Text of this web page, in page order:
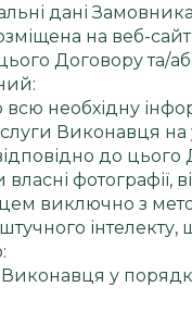
дані
на веб-
Договору та/
необхідну
Виконавця
до цього
фотографії,
виключно з
штучного
у